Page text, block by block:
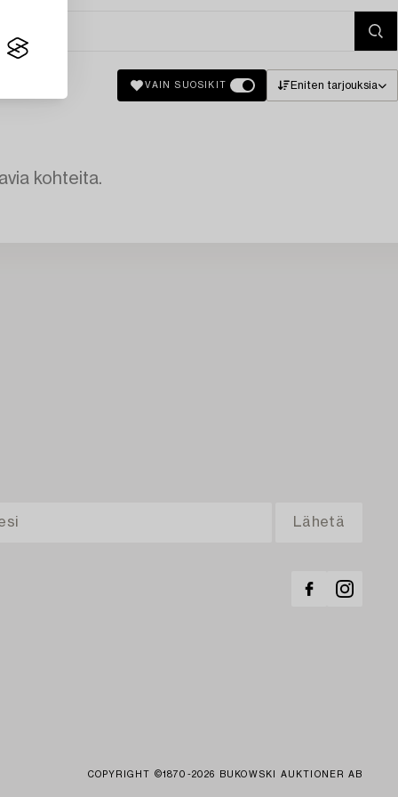
VAIN SUOSIKIT Eniten tarjouksia
kohteita.
COPYRIGHT ©1870-2026 BUKOWSKI AUKTIONER AB